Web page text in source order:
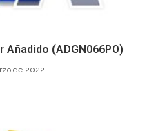
(ADGN066PO)
de 2022